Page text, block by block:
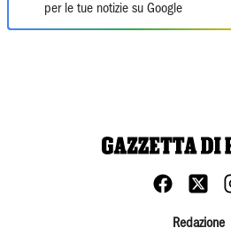
per le tue notizie su Google
Redazione